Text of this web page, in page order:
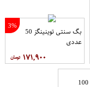
3%
بگ سنتی توینینگز 50
عددی
۱۷۱,۹۰۰
تی بگ خارجی قرمز گلستان 100